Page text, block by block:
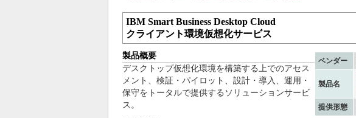
IBM Smart Business Desktop Cloud
クライアント環境仮想化サービス
ベンダー
製品名
提供形態
製品概要
デスクトップ仮想化環境を構築する上でのアセス
メント、検証・パイロット、設計・導入、運用・
保守をトータルで提供するソリューションサービ
ス。